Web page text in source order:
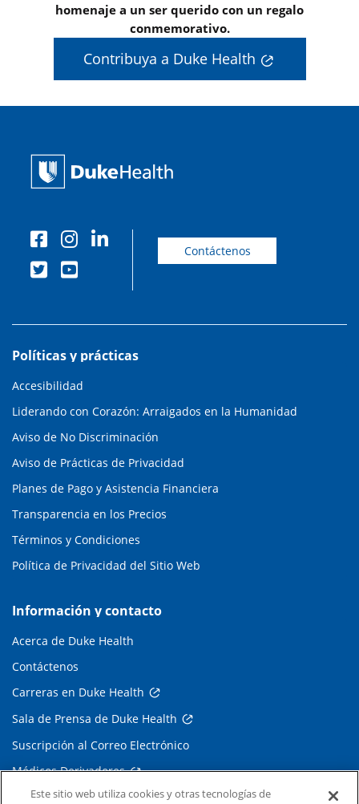
homenaje a un ser querido con un regalo
conmemorativo.
Contribuya a Duke Health
Contáctenos
Políticas y prácticas
Accesibilidad
Liderando con Corazón: Arraigados en la Humanidad
Aviso de No Discriminación
Aviso de Prácticas de Privacidad
Planes de Pago y Asistencia Financiera
Transparencia en los Precios
Términos y Condiciones
Política de Privacidad del Sitio Web
Información y contacto
Acerca de Duke Health
Contáctenos
Carreras en Duke Health
Sala de Prensa de Duke Health
Suscripción al Correo Electrónico
Médicos Derivadores
Este sitio web utiliza cookies y otras tecnologías de